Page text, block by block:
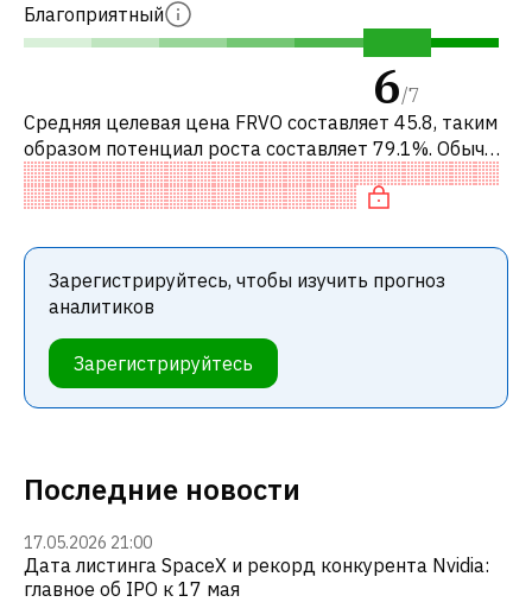
Последние новости
17.05.2026 21:00
Дата листинга SpaceX и рекорд конкурента Nvidia:
главное об IPO к 17 мая
Благоприятный
6/7
Средняя целевая цена FRVO составляет 45.8, таким
образом потенциал роста составляет 79.1%. Обычно
это означает рекомендацию «ПОКУПАТЬ» среди
инвестиционных компаний или р
Зарегистрируйтесь, чтобы изучить прогноз
аналитиков
Зарегистрируйтесь